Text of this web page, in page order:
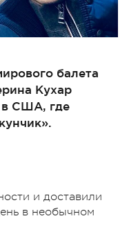
балета
Кухар
в США, где
и доставили
в необычном